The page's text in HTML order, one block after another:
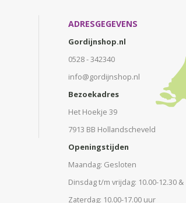
ADRESGEGEVENS
Gordijnshop.nl
0528 - 342340
info@gordijnshop.nl
Bezoekadres
Het Hoekje 39
7913 BB Hollandscheveld
Openingstijden
Maandag: Gesloten
Dinsdag t/m vrijdag: 10.00-12.30
Zaterdag: 10.00-17.00 uur